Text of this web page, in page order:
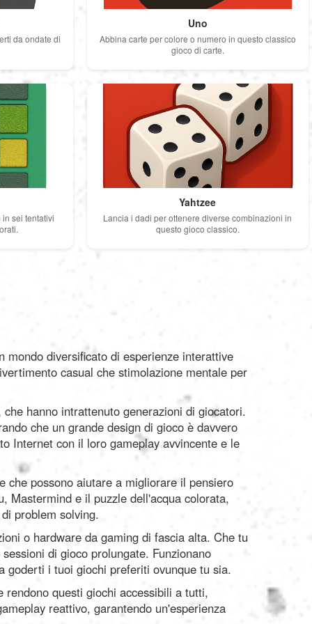
Magyar
Indonesia
Українська
da ondate di
Uno
Abbina carte per colore o numero in questo classico
gioco di carte.
sei tentativi
Yahtzee
Lancia i dadi per ottenere diverse combinazioni in
questo gioco classico.
diversificato di esperienze interattive
casual che stimolazione mentale per
hanno intrattenuto generazioni di giocatori.
che un grande design di gioco è davvero
Internet con il loro gameplay avvincente e le
che possono aiutare a migliorare il pensiero
Mastermind e il puzzle dell'acqua colorata,
problem solving.
o hardware da gaming di fascia alta. Che tu
di gioco prolungate. Funzionano
goderti i tuoi giochi preferiti ovunque tu sia.
questi giochi accessibili a tutti,
reattivo, garantendo un'esperienza